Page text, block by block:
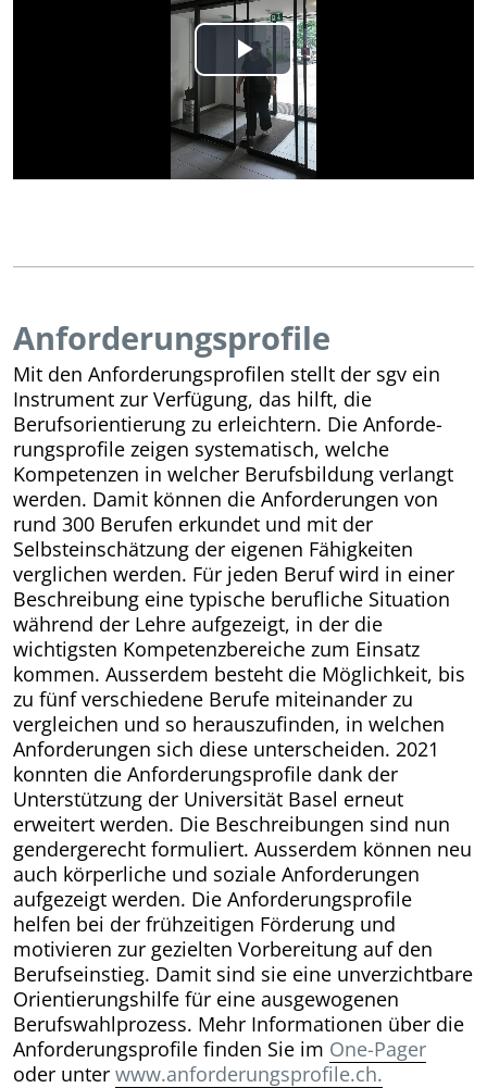
Play
Video
Anforderungsprofile
Mit den Anforderungsprofilen stellt der sgv ein
Instrument zur Verfügung, das hilft, die
Berufsorientierung zu erleichtern. Die Anforde­
rungs­profile zeigen systematisch, welche
Kompetenzen in welcher Berufsbildung verlangt
werden. Damit können die Anforderungen von
rund 300 Berufen erkundet und mit der
Selbsteinschätzung der eigenen Fähigkeiten
verglichen werden. Für jeden Beruf wird in einer
Beschreibung eine typische berufliche Situation
während der Lehre aufgezeigt, in der die
wichtigsten Kompetenzbereiche zum Einsatz
kommen. Ausserdem besteht die Möglichkeit, bis
zu fünf verschiedene Berufe miteinander zu
vergleichen und so herauszufinden, in welchen
Anforderungen sich diese unterscheiden. 2021
konnten die Anforderungsprofile dank der
Unterstützung der Universität Basel erneut
erweitert werden. Die Beschreibungen sind nun
gendergerecht formuliert. Ausserdem können neu
auch körperliche und soziale Anforderungen
aufgezeigt werden. Die Anforderungsprofile
helfen bei der frühzeitigen Förderung und
motivieren zur gezielten Vorbe­reitung auf den
Berufseinstieg. Damit sind sie eine unverzichtbare
Orientierungshilfe für eine ausgewogenen
Berufswahlprozess. Mehr Informationen über die
Anforderungsprofile finden Sie im One-Pager
oder unter www.anforderungsprofile.ch.